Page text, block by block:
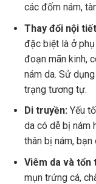
các đốm nám,
Thay đổi nội
đặc biệt là ở
đoạn mãn kinh,
nám da. Sử
trạng tương tự.
Di truyền: Yếu
da có dễ bị nám
thân bị nám, bạn
Viêm da và tổn
mụn trứng cá,